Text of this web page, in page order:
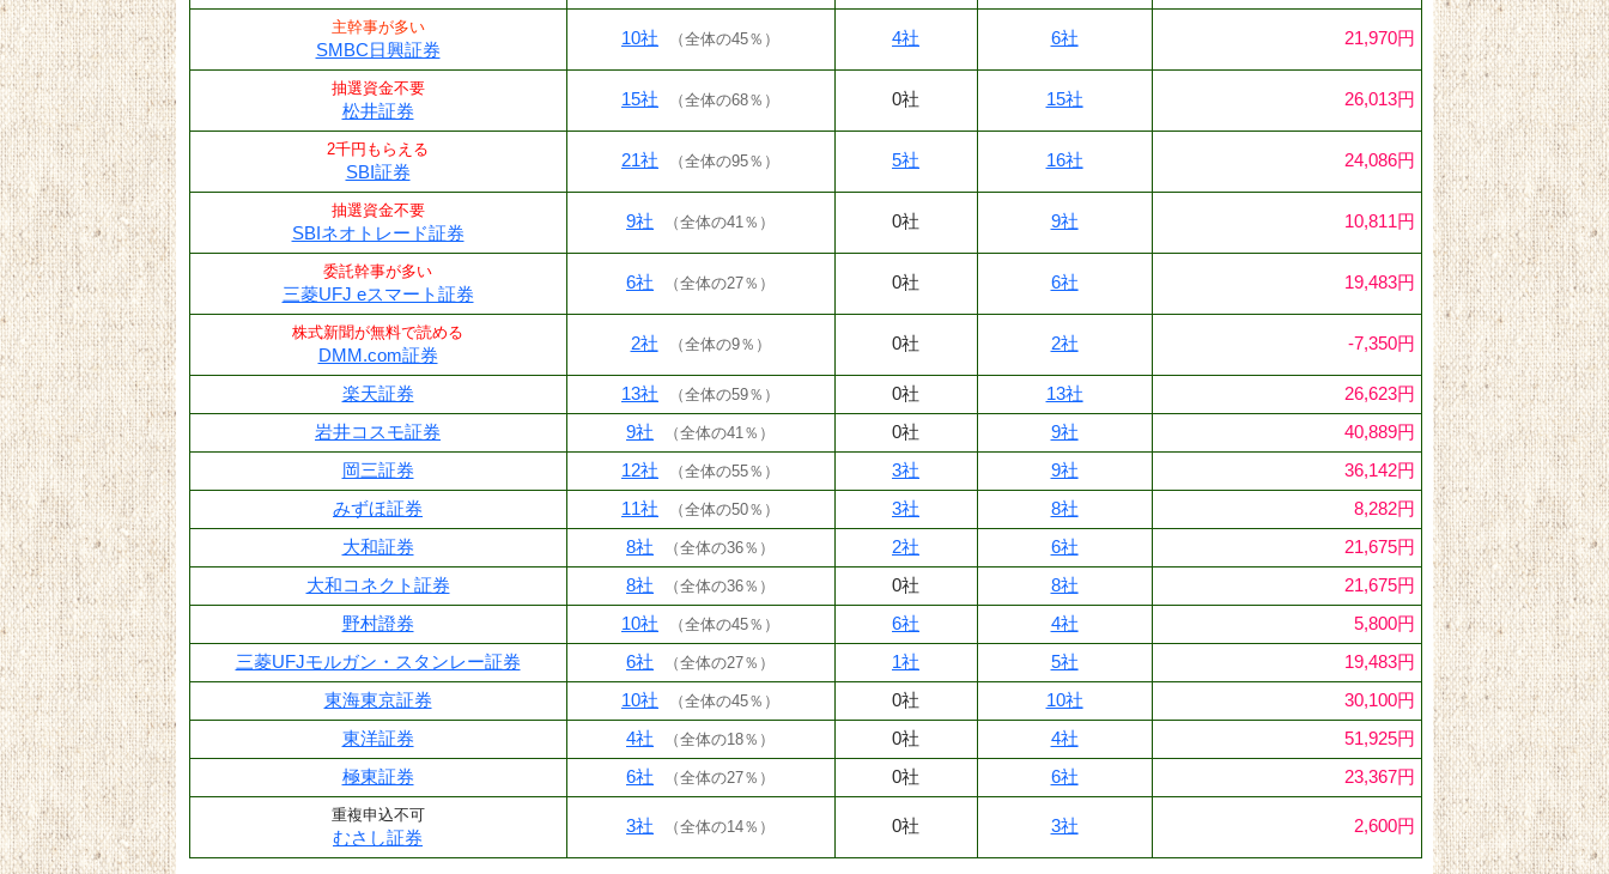
主幹事が多い
SMBC日興証券
10社 （全体の45％ ） 4社 6社 21,970円
抽選資金不要
松井証券
15社 （全体の68％ ） 0社 15社 26,013円
2千円もらえる
SBI証券
21社 （全体の95％ ） 5社 16社 24,086円
抽選資金不要
SBIネオトレード証券
9社 （全体の41％ ） 0社 9社 10,811円
委託幹事が多い
三菱UFJ eスマート証券
6社 （全体の27％ ） 0社 6社 19,483円
株式新聞が無料で読める
DMM.com証券
2社 （全体の9％ ） 0社 2社 -7,350円
楽天証券 13社 （全体の59％ ） 0社 13社
26,623円
岩井コスモ証券
9社 （全体の41％ ） 0社 9社
40,889円
岡三証券
12社 （全体の55％ ） 3社 9社
36,142円
みずほ証券
11社 （全体の50％ ） 3社 8社
8,282円
大和証券
8社 （全体の36％ ） 2社 6社
21,675円
大和コネクト証券
8社 （全体の36％ ） 0社 8社
21,675円
野村證券
10社 （全体の45％ ） 6社 4社
5,800円
三菱UFJモルガン・スタンレー証券
6社 （全体の27％ ） 1社 5社
19,483円
東海東京証券
10社 （全体の45％ ） 0社 10社
30,100円
東洋証券
4社 （全体の18％ ） 0社 4社
51,925円
極東証券
6社 （全体の27％ ） 0社 6社 23,367円
重複申込不可
むさし証券
3社 （全体の14％ ） 0社 3社 2,600円